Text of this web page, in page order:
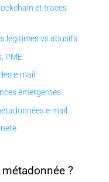
et traces
légitimes vs abusifs
PME
e-mail
émergentes
e-mail
métadonnée ?